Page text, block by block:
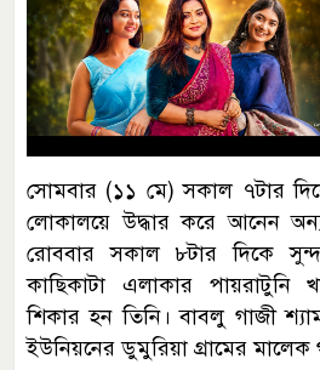
সোমবার (১১ মে) সকাল ৭টার
লোকালয়ে উদ্ধার করে আনেন
রোববার সকাল ৮টার দিকে
কাছিকাটা এলাকার পায়রাটুনি
শিকার হন তিনি। বাবলু গাজী
ইউনিয়নের ডুমুরিয়া গ্রামের মালেক